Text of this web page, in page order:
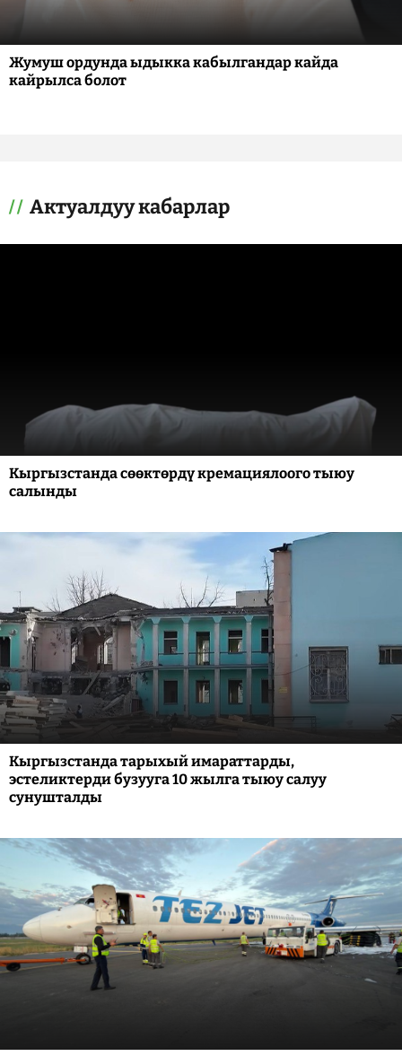
Жумуш ордунда ыдыкка кабылгандар кайда
кайрылса болот
Актуалдуу кабарлар
Кыргызстанда сөөктөрдү кремациялоого тыюу
салынды
Кыргызстанда тарыхый имараттарды,
эстеликтерди бузууга 10 жылга тыюу салуу
сунушталды